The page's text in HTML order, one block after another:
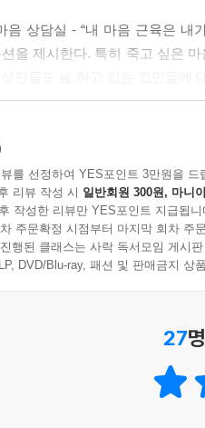
존재는 나 자신이에요. 나 자
리지 않을 것 같지만 간절한
요. 나를 믿어야 꿈을 이룹니다.
음 상담실 - “내 마음 근육은 내
을 제시한다. 특히 죽고 싶은
글을 실었다. 방탄의 성공을 이
준다.
미 샘 답하다 - “간절히 두드
궁금했던 것들을 묻고 이에 답
리는 문이 꽤 있음을 알려준
통이, 누군가에게 뜨거운 희망
를 선정하여 YES포인트 3만원을 드
리뷰 작성 시 일반회원 300원, 마니
작성한 리뷰만 YES포인트 지급됩니
주문확정 시점부터 마지막 회차 주
행된 클래스는 사락 독서모임 게시
DVD/Blu-ray, 패션 및 판매금지 상
27